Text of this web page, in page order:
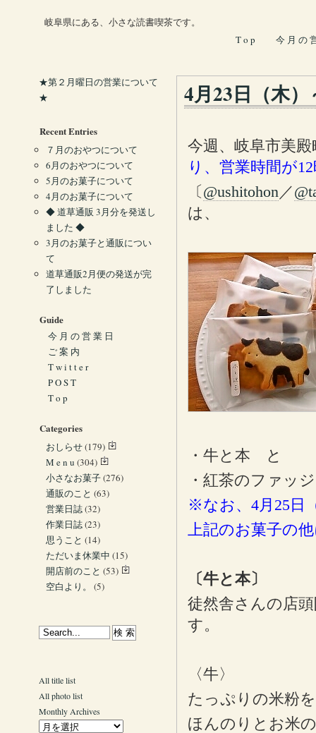
岐阜県にある、小さな読書喫茶です。
T o p
今 月 の
4月23日（木
今週、岐阜市美殿
り、営業時間が
〔@ushitohon／
は、
・牛と本 と
・紅茶のファッ
※なお、4月25日
上記のお菓子の
〔牛と本〕
徒然舎さんの店
す。
〈牛〉
たっぷりの米粉
ほんのりとお米
★第２月曜日の営業について
★
Recent Entries
７月のおやつについて
6月のおやつについて
5月のお菓子について
4月のお菓子について
◆ 道草通販 3月分を発送し
ました ◆
3月のお菓子と通販につい
て
道草通販2月便の発送が完
了しました
Guide
今 月 の 営 業 日
ご 案 内
T w i t t e r
P O S T
T o p
Categories
おしらせ(179)
M e n u (304)
小さなお菓子(276)
通販のこと (63)
営業日誌(32)
作業日誌(23)
思うこと (14)
ただいま休業中 (15)
開店前のこと (53)
空白より。
(5)
All title list
All photo list
Monthly Archives